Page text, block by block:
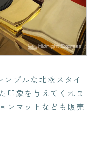
ンプルな北欧スタイ
印象を与えてくれま
ンマットなども販売